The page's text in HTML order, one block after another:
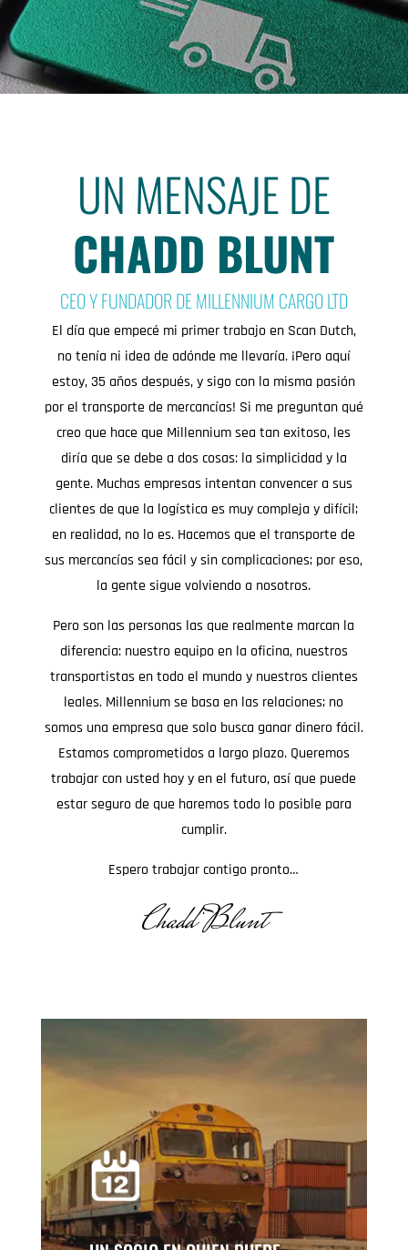
UN MENSAJE DE
CHADD BLUNT
CEO Y FUNDADOR DE MILLENNIUM CARGO LTD
El día que empecé mi primer trabajo en Scan Dutch,
no tenía ni idea de adónde me llevaría. ¡Pero aquí
estoy, 35 años después, y sigo con la misma pasión
por el transporte de mercancías! Si me preguntan qué
creo que hace que Millennium sea tan exitoso, les
diría que se debe a dos cosas: la simplicidad y la
gente. Muchas empresas intentan convencer a sus
clientes de que la logística es muy compleja y difícil;
en realidad, no lo es. Hacemos que el transporte de
sus mercancías sea fácil y sin complicaciones; por eso,
la gente sigue volviendo a nosotros.
Pero son las personas las que realmente marcan la
diferencia: nuestro equipo en la oficina, nuestros
transportistas en todo el mundo y nuestros clientes
leales. Millennium se basa en las relaciones; no
somos una empresa que solo busca ganar dinero fácil.
Estamos comprometidos a largo plazo. Queremos
trabajar con usted hoy y en el futuro, así que puede
estar seguro de que haremos todo lo posible para
cumplir.
Espero trabajar contigo pronto…
.
Chadd Blunt